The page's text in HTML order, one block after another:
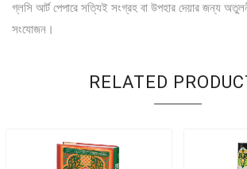
গ্লসি আর্ট পেপারে সত্যিই সংগ্রহ বা উপহার দেয়ার জন্য
সংযোজন।
RELATED